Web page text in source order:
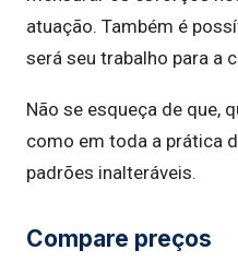
atuação. Também é
será seu trabalho para a
Não se esqueça de que,
como em toda a prática
padrões inalteráveis.
Compare preços